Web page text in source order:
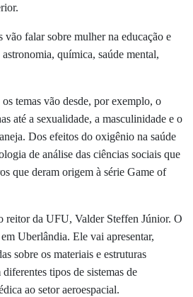
vão falar sobre mulher na educação e
química, saúde mental,
temas vão desde, por exemplo, o
até a sexualidade, a masculinidade e o
Dos efeitos do oxigênio na saúde
de análise das ciências sociais que
que deram origem à série Game of
reitor da UFU, Valder Steffen Júnior. O
Uberlândia. Ele vai apresentar,
sobre os materiais e estruturas
tipos de sistemas de
ao setor aeroespacial.